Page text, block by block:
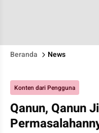
Beranda News
Konten dari Pengguna
Qanun, Qanun